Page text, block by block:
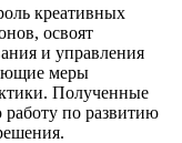
креативных
освоят
и управления
меры
Полученные
работу по развитию